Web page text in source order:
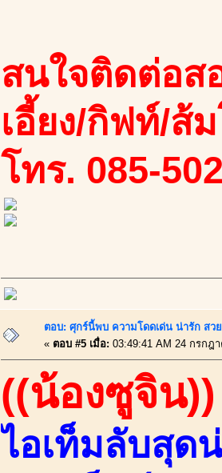
สนใจติดต่อส
เอี้ยง/กิฟท์/ส้
โทร. 085-
ตอบ: ศุกร์นี้พบ ความโดดเด่น น่ารัก สว
« ตอบ #5 เมื่อ: 03:49:41 AM 24 กรกฎ
((น้องซูจิน))
ไอเท็มลับสุด